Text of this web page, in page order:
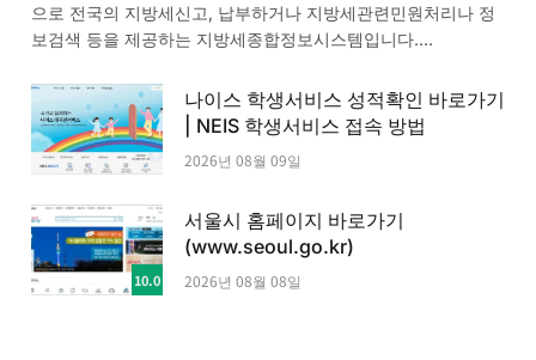
으로 전국의 지방세신고, 납부하거나 지방세관련민원처리나 정
보검색 등을 제공하는 지방세종합정보시스템입니다.…
나이스 학생서비스 성적확인 바로가기
| NEIS 학생서비스 접속 방법
2026년 08월 09일
10.0
서울시 홈페이지 바로가기
(www.seoul.go.kr)
2026년 08월 08일